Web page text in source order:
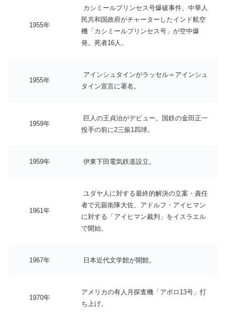
1955年
カシミールプリンセス号爆破事件。中華人
民共和国政府がチャーターしたインド航空
機「カシミールプリンセス号」が空中爆
発。死者16人。
1955年
アインシュタインがラッセル＝アインシュ
タイン宣言に署名。
1959年
巨人の王貞治がデビュー。国鉄の金田正一
投手の前に2三振1四球。
1959年 伊東下田電気鉄道設立。
1961年
ユダヤ人に対する最終的解決の立案・責任
者で元親衛隊大佐、アドルフ・アイヒマン
に対する「アイヒマン裁判」をイスラエル
で開始。
1967年 日本近代文学館が開館。
1970年
アメリカの有人月探査機「アポロ13号」打
ち上げ。